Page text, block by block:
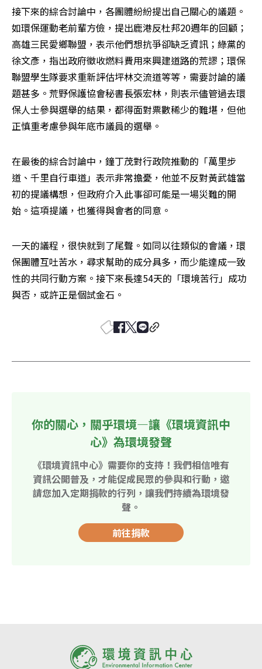
接下來的綜合討論中，各團體紛紛提出自己關心的議題。
如環保運動老前輩方儉，提出鹿港反杜邦20週年的回顧；
高雄三民愛鄉聯盟，表示他們想抗爭卻缺乏資訊；綠黨的
徐文彥，指出政府徵收燃料費用來興建道路的荒謬；環保
聯盟學生隊要求重新評估坪林交流道等等，需要討論的議
題甚多。荒野保護協會秘書長張宏林，則表示儘管過去環
保人士參與選舉的結果，都得面對票數稀少的難堪，但他
正慎重考慮參與年底市議員的選舉。
在最後的綜合討論中，鐘丁茂對行政院推動的「萬里步
道、千里自行車道」表示非常擔憂，他並不反對黃武雄當
初的提議構想，但政府介入此事卻可能是一場災難的開
始。這項提議，也獲得與會者的同意。
一天的議程，很快就到了尾聲。如同以往類似的會議，環
保團體互吐苦水，尋求幫助的成分具多，而少能達成一致
性的共同行動方案。接下來長達54天的「環境苦行」成功
與否，或許正是個試金石。
你的關心，關乎環境—讓《環境資訊中
心》為環境發聲
《環境資訊中心》需要你的支持！我們相信唯有
資訊公開普及，才能促成民眾的參與和行動，邀
請您加入定期捐款的行列，讓我們持續為環境發
聲。
前往捐款